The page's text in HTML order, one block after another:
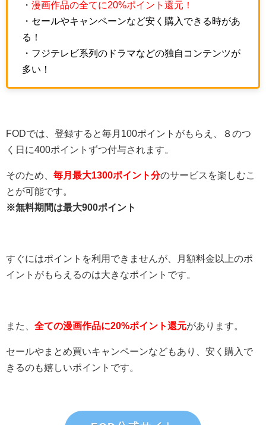
・ 漫画作品の全てに20%ポイント還元！
・セールやキャンペーンなど安く購入できる時があ
る！
・フジテレビ系列のドラマなどの独自コンテンツが
多い！
FODでは、登録すると毎月100ポイントがもらえ、８のつ
く日に400ポイントずつ付与されます。
そのため、 毎月最大1300ポイント分のサービスを楽しむこ
とが可能です。
※無料期間は最大900ポイント
すぐにはポイントを利用できませんが、月額料金以上のポ
イントがもらえるのは大きなポイントです。
また、 全ての漫画作品に20%ポイント還元があります。
セールやまとめ買いキャンペーンなどもあり、安く購入で
きるのも嬉しいポイントです。